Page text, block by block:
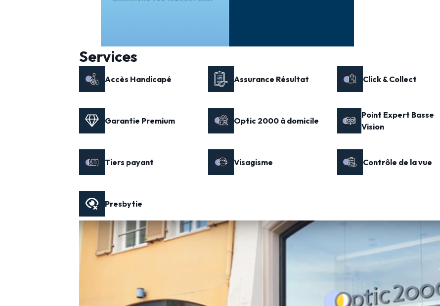
Services
Accès Handicapé Assurance Résultat Click & Collect
Garantie Premium Optic 2000 à domicile
Point Expert Basse
Vision
Tiers payant Visagisme Contrôle de la vue
Presbytie